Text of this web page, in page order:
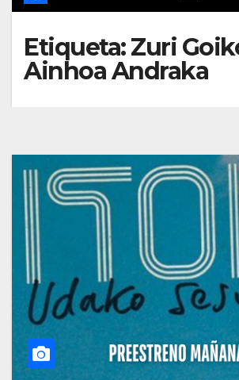
Etiqueta:Zuri
Ainhoa Andraka